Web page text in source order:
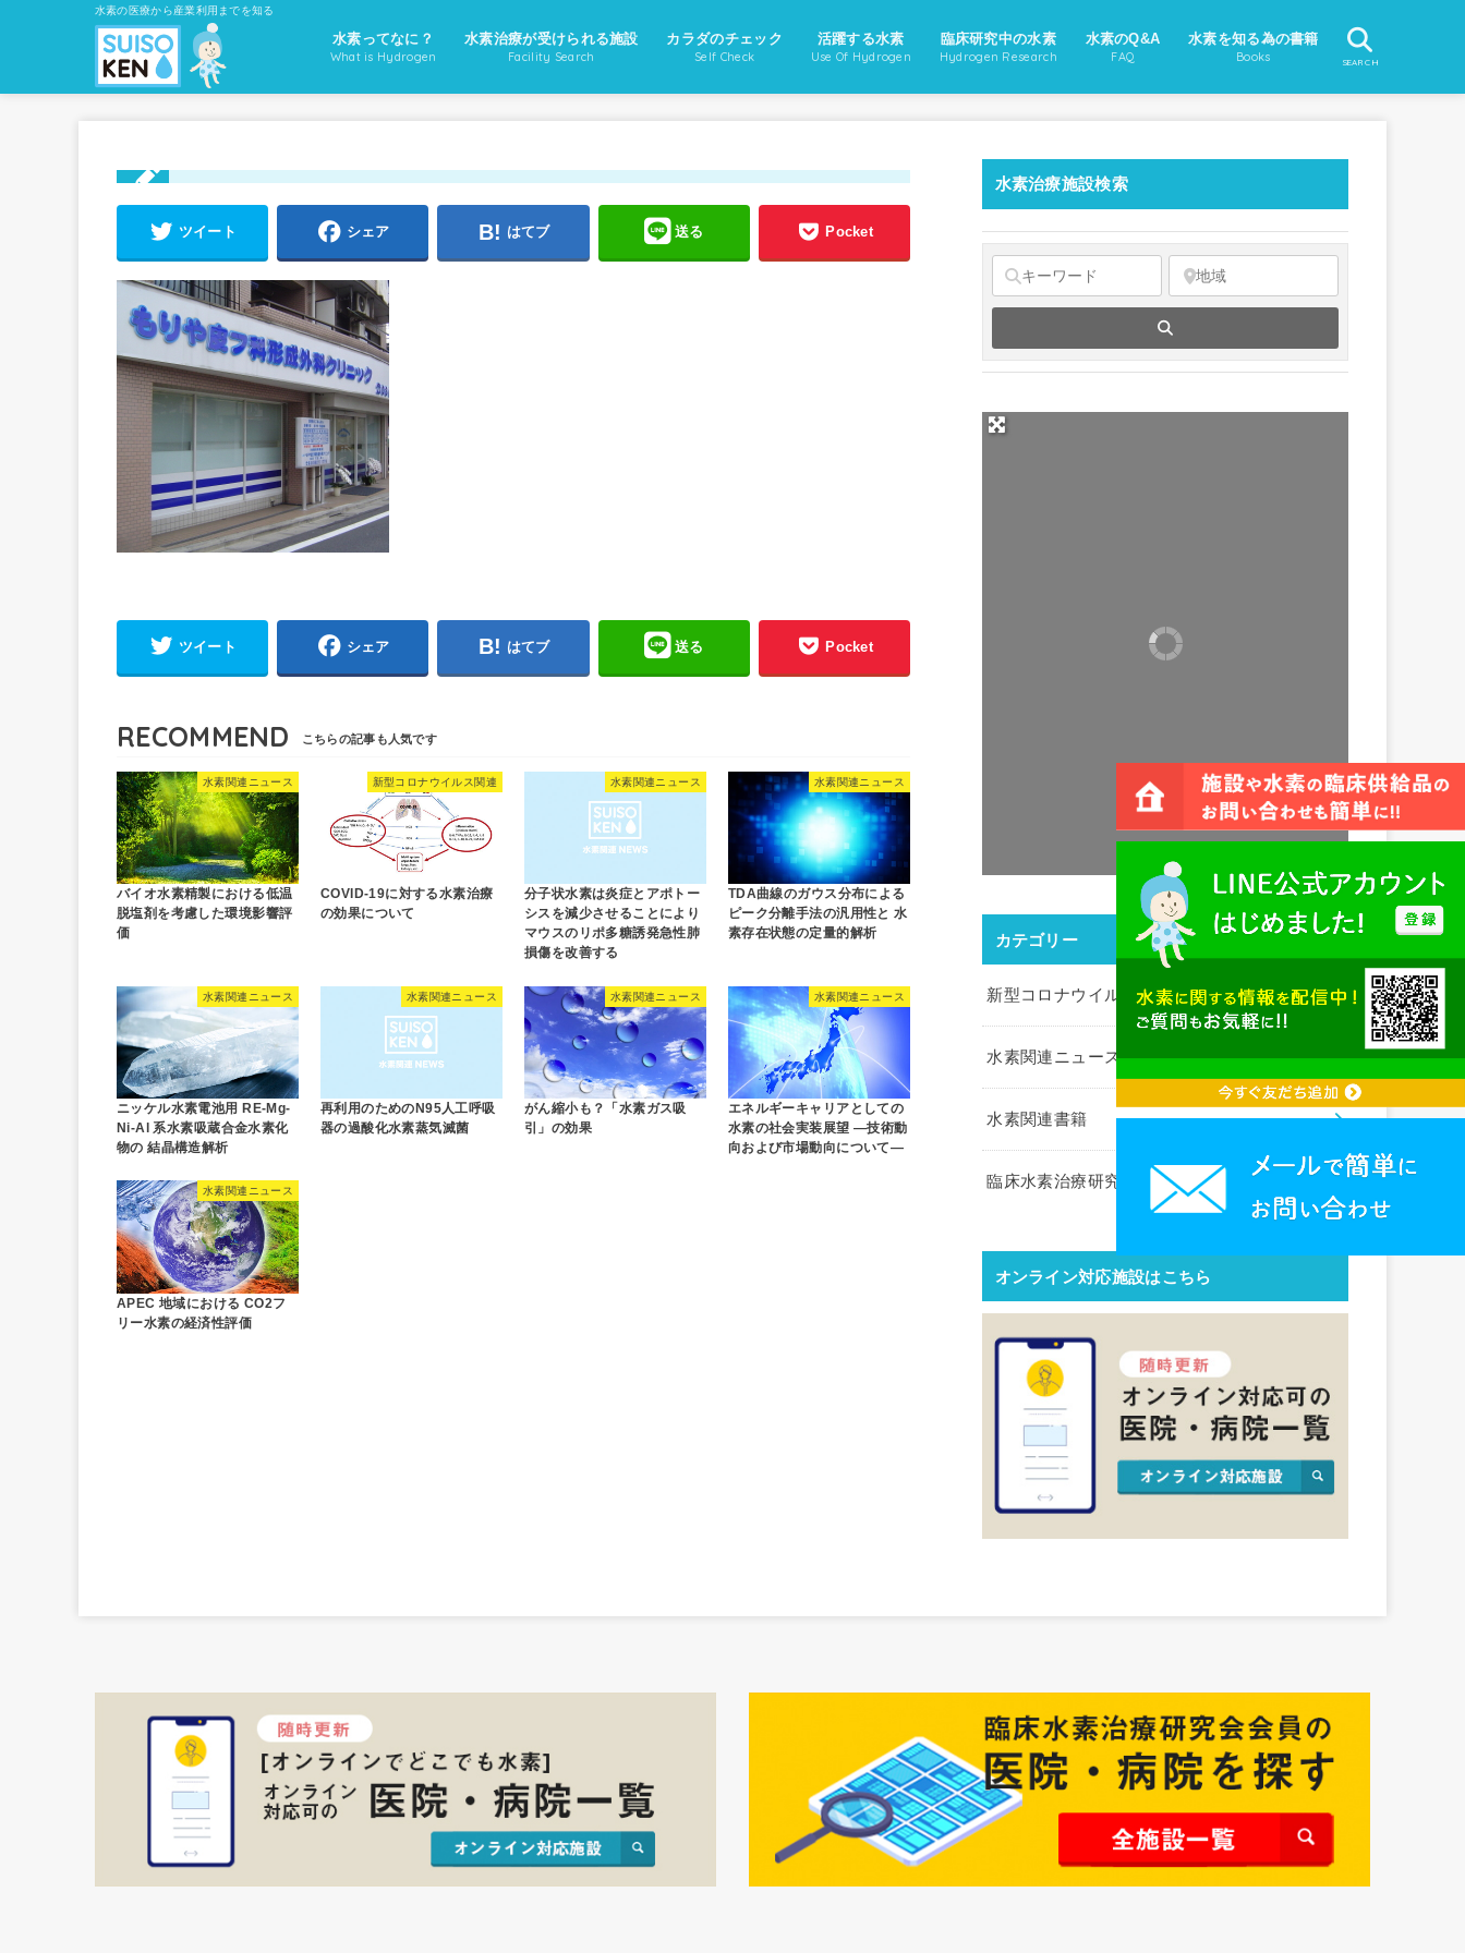
水素の医療から産業利用までを知る
水素ってなに？
What is Hydrogen
水素治療が受けられる施設
Facility Search
カラダのチェック
Self Check
活躍する水素
Use Of Hydrogen
臨床研究中の水素
Hydrogen Research
水素のQ&A
FAQ
水素を知る為の書籍
Books SEARCH
ツイート シェア はてブ 送る Pocket
ツイート シェア はてブ 送る Pocket
RECOMMEND
水素関連ニュース
バイオ水素精製における低温
脱塩剤を考慮した環境影響評
価
新型コロナウイルス関連
COVID-19に対する水素治療
の効果について
水素関連ニュース
分子状水素は炎症とアポトー
シスを減少させることにより
マウスのリポ多糖誘発急性肺
損傷を改善する
水素関連ニュース
TDA曲線のガウス分布による
ピーク分離手法の汎用性と 水
素存在状態の定量的解析
水素関連ニュース
ニッケル水素電池用 RE-Mg-
Ni-Al 系水素吸蔵合金水素化
物の 結晶構造解析
水素関連ニュース
再利用のためのN95人工呼吸
器の過酸化水素蒸気滅菌
水素関連ニュース
がん縮小も？「水素ガス吸
引」の効果
水素関連ニュース
エネルギーキャリアとしての
水素の社会実装展望 ―技術動
向および市場動向について―
水素関連ニュース
APEC 地域における CO2フ
リー水素の経済性評価
水素治療施設検索
カテゴリー
新型コロナウイルス関連
水素関連ニュース
水素関連書籍
臨床水素治療研究会コラム
オンライン対応施設はこちら